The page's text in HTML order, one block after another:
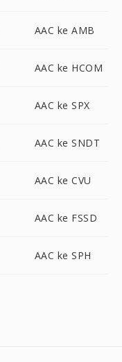
AAC ke AMB
AAC ke HCOM
AAC ke SPX
AAC ke SNDT
AAC ke CVU
AAC ke FSSD
AAC ke SPH